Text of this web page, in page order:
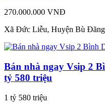
270.000.000 VNĐ
Xã Đức Liễu, Huyện Bù
Bán nhà ngay Vsip 2
tỷ 580 triệu
1 tỷ 580 triệu